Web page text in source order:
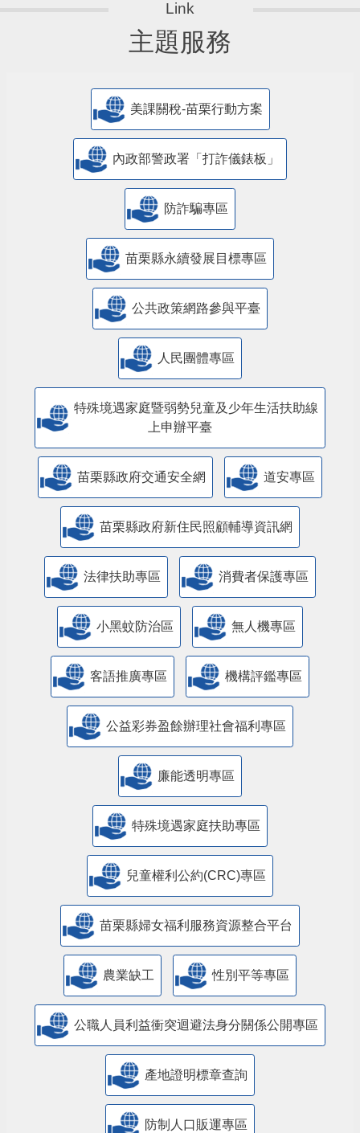
主題服務
美課關稅-苗栗行動方案
內政部警政署「打詐儀錶板」
防詐騙專區
苗栗縣永續發展目標專區
公共政策網路參與平臺
人民團體專區
特殊境遇家庭暨弱勢兒童及少年生活扶助線
上申辦平臺
苗栗縣政府交通安全網 道安專區
苗栗縣政府新住民照顧輔導資訊網
法律扶助專區 消費者保護專區
小黑蚊防治區 無人機專區
客語推廣專區 機構評鑑專區
公益彩券盈餘辦理社會福利專區
廉能透明專區
特殊境遇家庭扶助專區
兒童權利公約(CRC)專區
苗栗縣婦女福利服務資源整合平台
農業缺工 性別平等專區
公職人員利益衝突迴避法身分關係公開專區
產地證明標章查詢
防制人口販運專區